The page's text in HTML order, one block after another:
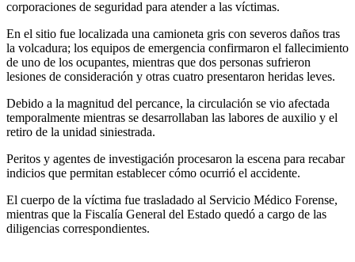
corporaciones de seguridad para atender a las víctimas.
En el sitio fue localizada una camioneta gris con severos daños tras
la volcadura; los equipos de emergencia confirmaron el fallecimiento
de uno de los ocupantes, mientras que dos personas sufrieron
lesiones de consideración y otras cuatro presentaron heridas leves.
Debido a la magnitud del percance, la circulación se vio afectada
temporalmente mientras se desarrollaban las labores de auxilio y el
retiro de la unidad siniestrada.
Peritos y agentes de investigación procesaron la escena para recabar
indicios que permitan establecer cómo ocurrió el accidente.
El cuerpo de la víctima fue trasladado al Servicio Médico Forense,
mientras que la Fiscalía General del Estado quedó a cargo de las
diligencias correspondientes.